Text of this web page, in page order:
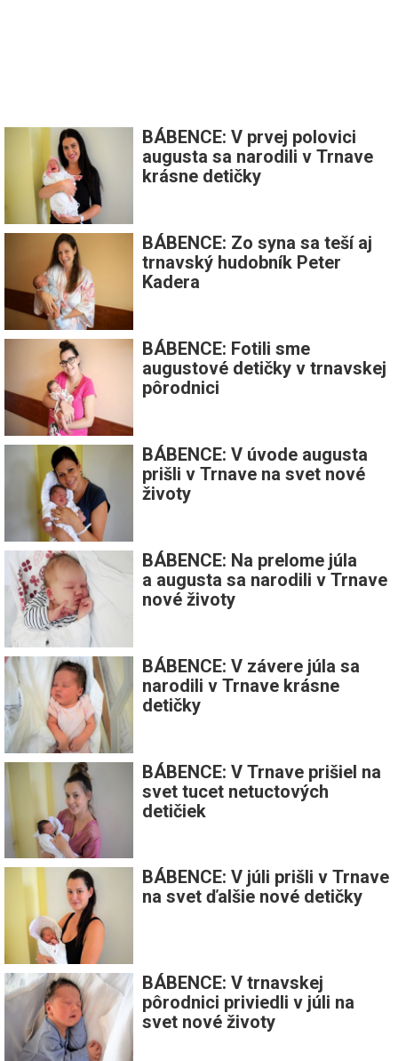
BÁBENCE: V prvej polovici
augusta sa narodili v Trnave
krásne detičky
BÁBENCE: Zo syna sa teší aj
trnavský hudobník Peter
Kadera
BÁBENCE: Fotili sme
augustové detičky v trnavskej
pôrodnici
BÁBENCE: V úvode augusta
prišli v Trnave na svet nové
životy
BÁBENCE: Na prelome júla
a augusta sa narodili v Trnave
nové životy
BÁBENCE: V závere júla sa
narodili v Trnave krásne
detičky
BÁBENCE: V Trnave prišiel na
svet tucet netuctových
detičiek
BÁBENCE: V júli prišli v Trnave
na svet ďalšie nové detičky
BÁBENCE: V trnavskej
pôrodnici priviedli v júli na
svet nové životy